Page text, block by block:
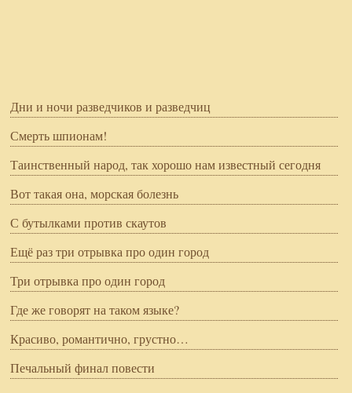
Дни и ночи разведчиков и разведчиц
Смерть шпионам!
Таинственный народ, так хорошо нам известный сегодня
Вот такая она, морская болезнь
С бутылками против скаутов
Ещё раз три отрывка про один город
Три отрывка про один город
Где же говорят на таком языке?
Красиво, романтично, грустно…
Печальный финал повести